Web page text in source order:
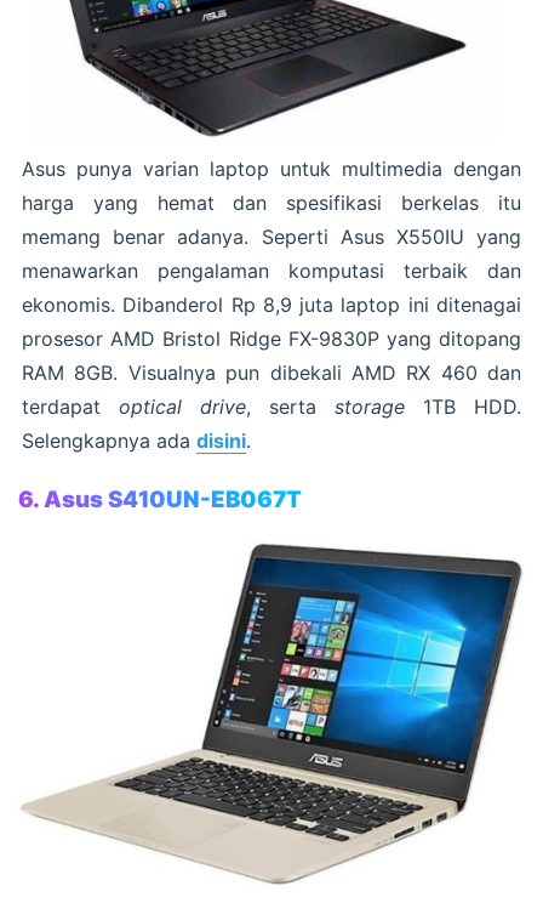
Asus punya varian laptop untuk multimedia dengan
harga yang hemat dan spesifikasi berkelas itu
memang benar adanya. Seperti Asus X550IU yang
menawarkan pengalaman komputasi terbaik dan
ekonomis. Dibanderol Rp 8,9 juta laptop ini ditenagai
prosesor AMD Bristol Ridge FX-9830P yang ditopang
RAM 8GB. Visualnya pun dibekali AMD RX 460 dan
terdapat optical drive, serta storage 1TB HDD.
Selengkapnya ada disini.
6. Asus S410UN-EB067T